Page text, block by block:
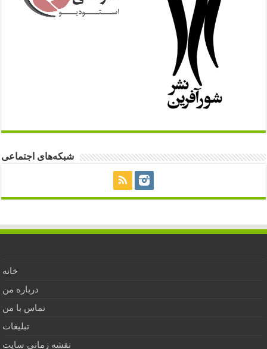
شبکه‌های اجتماعی
خانه
درباره من
تماس با من
تبلیغات
نقشه زمانی سایت